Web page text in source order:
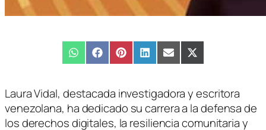
Compartir
en
WhatsAppCompartir
en
FacebookCompartir
en
PinterestCompartir
en
LinkedInCompartir
en
EmailCompartir
en
X
(Twitter)
Laura Vidal, destacada investigadora y escritora
venezolana, ha dedicado su carrera a la defensa de
los derechos digitales, la resiliencia comunitaria y